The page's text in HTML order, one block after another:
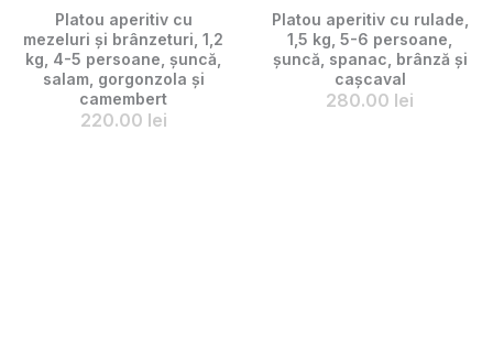
Platou aperitiv cu
mezeluri și brânzeturi, 1,2
kg, 4-5 persoane, șuncă,
salam, gorgonzola și
camembert
220.00 lei
Platou aperitiv cu rulade,
1,5 kg, 5-6 persoane,
șuncă, spanac, brânză și
cașcaval
280.00 lei